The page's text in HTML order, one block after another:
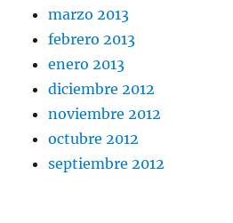
marzo 2013
febrero 2013
enero 2013
diciembre 2012
noviembre 2012
octubre 2012
septiembre 2012